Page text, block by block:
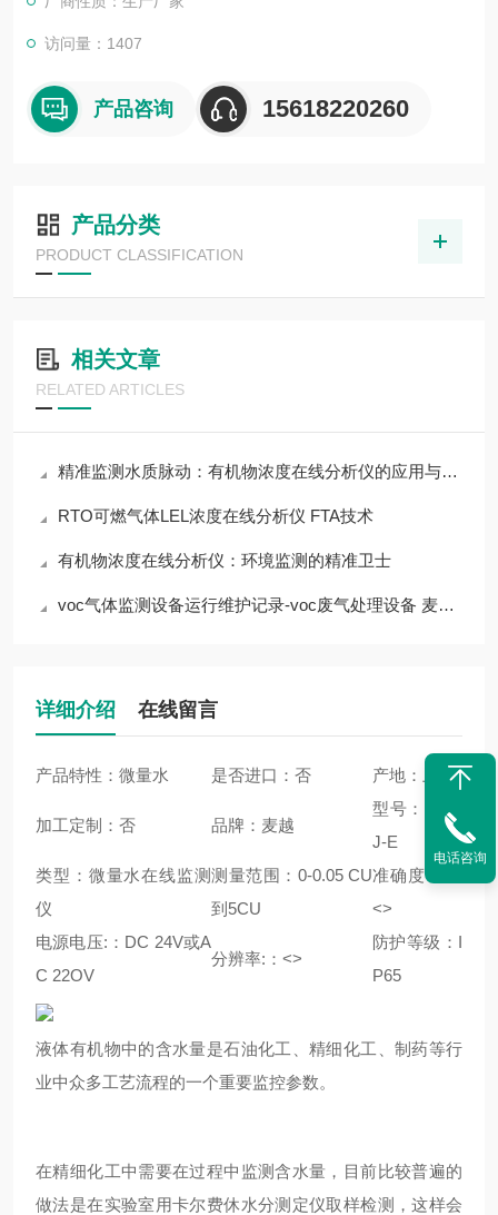
访问量：1407
产品咨询 15618220260
产品分类
PRODUCT CLASSIFICATION
相关文章
RELATED ARTICLES
精准监测水质脉动：有机物浓度在线分析仪的应用与价值
RTO可燃气体LEL浓度在线分析仪 FTA技术
有机物浓度在线分析仪：环境监测的精准卫士
voc气体监测设备运行维护记录-voc废气处理设备 麦越环境
详细介绍 在线留言
产品特性：微量水 是否进口：否 产地：上海
加工定制：否 品牌：麦越
型号：MYH
J-E
类型：微量水在线监测
仪
测量范围：0-0.05 CU
到5CU
准确度：<>
<>
电源电压:：DC 24V或A
C 22OV
分辨率:：<>
防护等级：I
P65
液体有机物中的含水量是石油化工、精细化工、制药等行
业中众多工艺流程的一个重要监控参数。
在精细化工中需要在过程中监测含水量，目前比较普遍的
做法是在实验室用卡尔费休水分测定仪取样检测，这样会
电话咨询